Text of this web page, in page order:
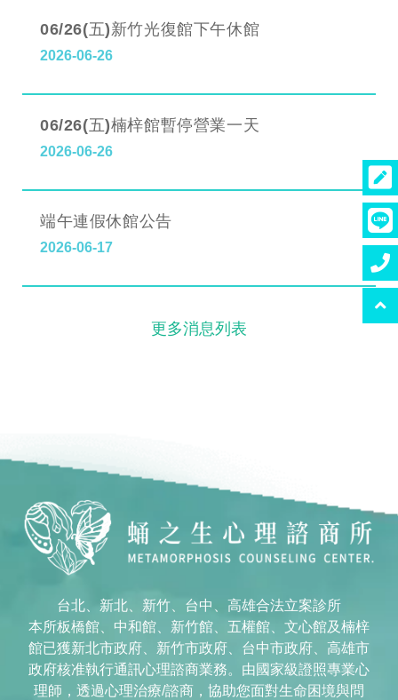
06/26(五)新竹光復館下午休館
2026-06-26
06/26(五)楠梓館暫停營業一天
2026-06-26
端午連假休館公告
2026-06-17
更多消息列表
台北、新北、新竹、台中、高雄合法立案診所
本所板橋館、中和館、新竹館、五權館、文心館及楠梓
館已獲新北市政府、新竹市政府、台中市政府、高雄市
政府核准執行通訊心理諮商業務。由國家級證照專業心
理師，透過心理治療/諮商，協助您面對生命困境與問